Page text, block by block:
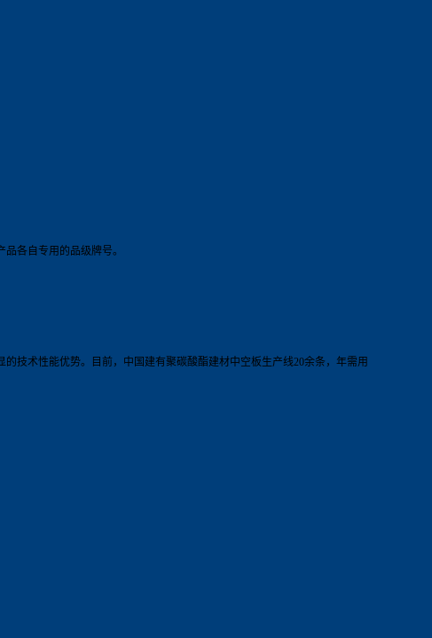
各自专用的品级牌号。
技术性能优势。目前，中国建有聚碳酸酯建材中空板生产线20余条，年需用